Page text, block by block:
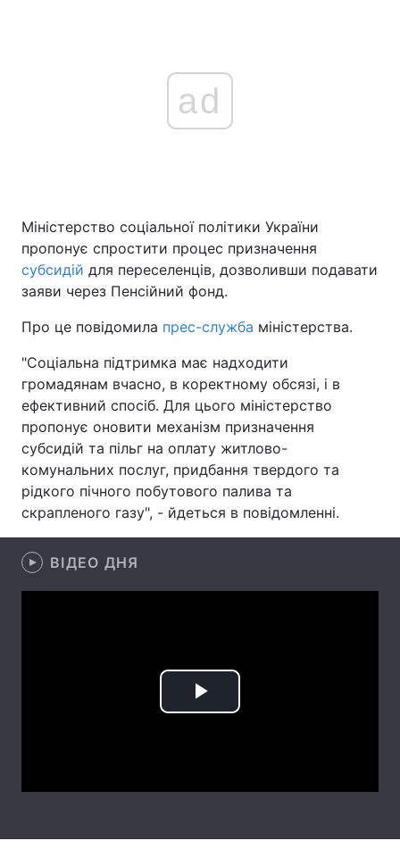
Економіка Світ
Спорт Наука
Техно і зв'язок Лайт
Здоров'я Туризм
Цікавинки Погода
Екологія Регіони
Лонгріди
Відео з Youtube
Інтерв'ю Думки
ad
Міністерство соціальної політики України
пропонує спростити процес призначення
субсидій для переселенців, дозволивши подавати
заяви через Пенсійний фонд.
Про це повідомила прес-служба міністерства.
"Соціальна підтримка має надходити
громадянам вчасно, в коректному обсязі, і в
ефективний спосіб. Для цього міністерство
пропонує оновити механізм призначення
субсидій та пільг на оплату житлово-
комунальних послуг, придбання твердого та
рідкого пічного побутового палива та
скрапленого газу", - йдеться в повідомленні.
ВІДЕО ДНЯ
Play